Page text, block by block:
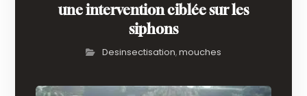
une intervention ciblée sur les
siphons
Desinsectisation,mouches